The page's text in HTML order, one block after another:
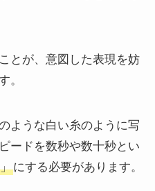
とが、意図した表現を妨
。
ような白い糸のように写
ードを数秒や数十秒とい
にする必要があります。